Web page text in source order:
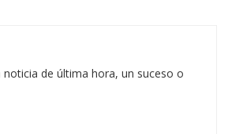
noticia de última hora, un suceso o